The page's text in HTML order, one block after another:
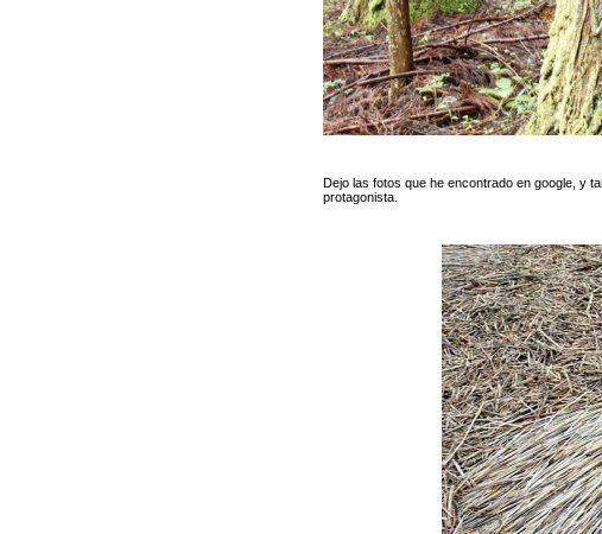
Dejo las fotos que he encontrado en google, y
protagonista.